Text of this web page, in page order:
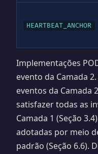
HEARTBEAT_ANCHOR
Implementações
evento da Camada
eventos da Camada
satisfazer todas as
Camada 1 (Seção
adotadas por meio
padrão (Seção 6.6).